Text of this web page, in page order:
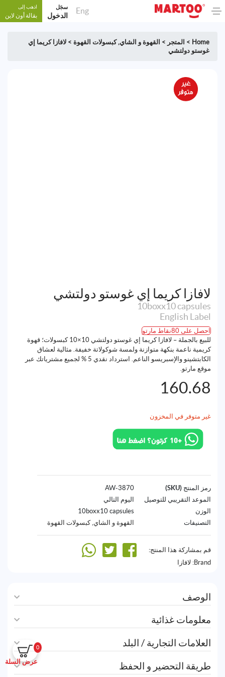
Eng سجَل
الدخول
اذهب إلى
بقالة أون لاين
0
عرض السلة
Home
> المتجر > القهوة و الشاي,كبسولات القهوة > لافازا كريما إي
غوستو دولتشي
لافازا كريما إي غوستو دولتشي
10boxx10 capsules
English Label
احصل على 80نقاط مارتو
للبيع بالجملة – لافازا كريما إي غوستو دولتشي 10×10 كبسولات؛ قهوة
كريمية ناعمة بنكهة متوازنة ولمسة شوكولاتة خفيفة. مثالية لعشاق
الكابتشينو والإسبريسو الناعم. استرداد نقدي 5 % لجميع مشترياتك عبر
موقع مارتو.
160.68
غير متوفر في المخزون
رمز المنتج (SKU)
3870-AW
الموعد التقريبي للتوصيل
اليوم التالي
الوزن
10boxx10 capsules
التصنيفات
القهوة و الشاي,كبسولات القهوة
قم بمشاركة هذا المنتج:
Brand: لافازا
الوصف
معلومات غذائية
العلامات التجارية / البلد
طريقة التحضير و الحفظ